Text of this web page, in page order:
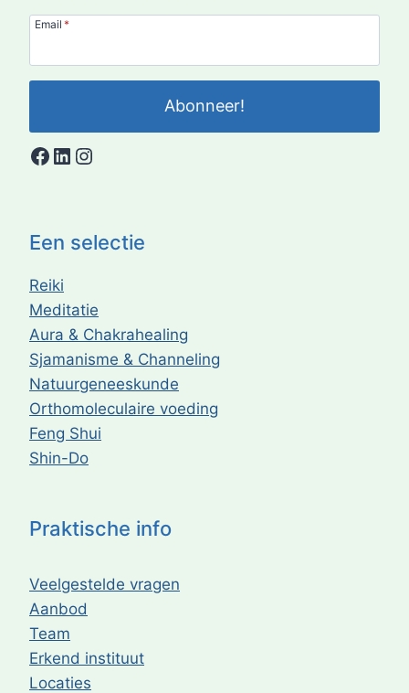
Praktische info
Veelgestelde vragen
Aanbod
Team
Erkend instituut
Locaties
Een selectie
Reiki
Meditatie
Aura & Chakrahealing
Sjamanisme & Channeling
Natuurgeneeskunde
Orthomoleculaire voeding
Feng Shui
Shin-Do
Email *
Abonneer!
Facebook
LinkedIn
Instagram